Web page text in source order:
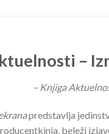
–
– Knjiga
predstavlja
beleži